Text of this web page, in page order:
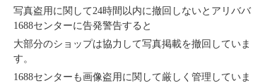
写真盗用に関して24時間以内に撤回しないとアリババ
1688センターに告発警告すると
大部分のショップは協力して写真掲載を撤回していま
す。
1688センターも画像盗用に関して厳しく管理していま